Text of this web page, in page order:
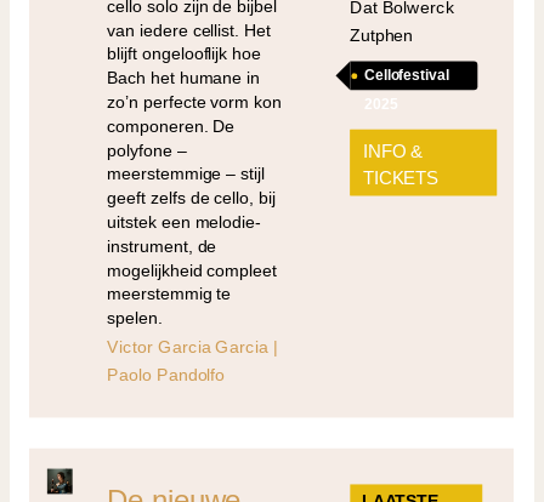
cello solo zijn de bijbel
van iedere cellist. Het
blijft ongelooflijk hoe
Bach het humane in
zo’n perfecte vorm kon
componeren. De
polyfone –
meerstemmige – stijl
geeft zelfs de cello, bij
uitstek een melodie-
instrument, de
mogelijkheid compleet
meerstemmig te
spelen.
Victor Garcia Garcia |
Paolo Pandolfo
Dat Bolwerck
Zutphen
Cellofestival
2025
INFO &
TICKETS